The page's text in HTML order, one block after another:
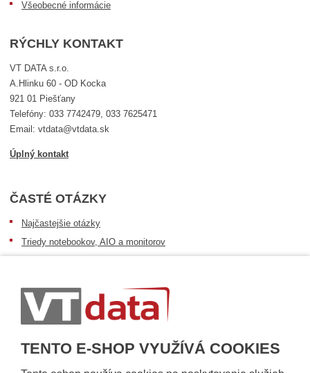
TENTO E-SHOP VYUŽÍVÁ COOKIES
Všeobecné informácie
RÝCHLY KONTAKT
VT DATA s.r.o.
A.Hlinku 60 - OD Kocka
921 01 Piešťany
Telefóny: 033 7742479, 033 7625471
Email: vtdata@vtdata.sk
Úplný kontakt
ČASTÉ OTÁZKY
Najčastejšie otázky
Triedy notebookov, AIO a monitorov
Dopravné podmienky
Sledovanie zásielok